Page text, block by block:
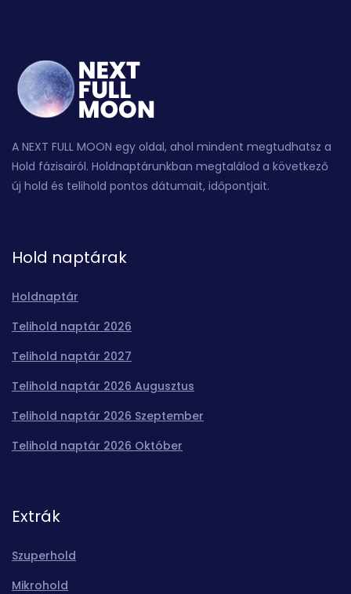
A NEXT FULL MOON egy oldal, ahol mindent megtudhatsz a
Hold fázisairól. Holdnaptárunkban megtalálod a következő
új hold és telihold pontos dátumait, időpontjait.
Hold naptárak
Holdnaptár
Telihold naptár 2026
Telihold naptár 2027
Telihold naptár 2026 Augusztus
Telihold naptár 2026 Szeptember
Telihold naptár 2026 Október
Extrák
Szuperhold
Mikrohold